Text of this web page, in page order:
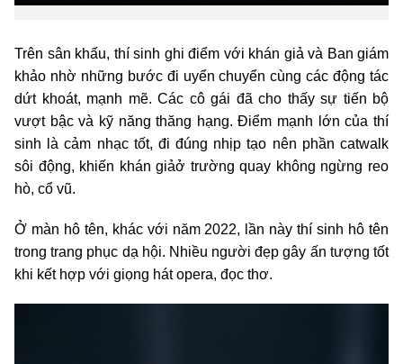
Trên sân khấu, thí sinh ghi điểm với khán giả và Ban giám
khảo nhờ những bước đi uyển chuyển cùng các động tác
dứt khoát, mạnh mẽ. Các cô gái đã cho thấy sự tiến bộ
vượt bậc và kỹ năng thăng hạng. Điểm mạnh lớn của thí
sinh là cảm nhạc tốt, đi đúng nhịp tạo nên phần catwalk
sôi động, khiến khán giảở trường quay không ngừng reo
hò, cổ vũ.
Ở màn hô tên, khác với năm 2022, lần này thí sinh hô tên
trong trang phục dạ hội. Nhiều người đẹp gây ấn tượng tốt
khi kết hợp với giọng hát opera, đọc thơ.